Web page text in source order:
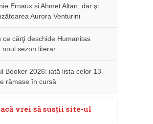
Ernaux și Ahmet Altan, dar şi
Aurora Venturini
ce cărţi deschide Humanitas
noul sezon literar
Booker 2026: iată lista celor 13
rămase în cursă
vrei să susţii site-ul